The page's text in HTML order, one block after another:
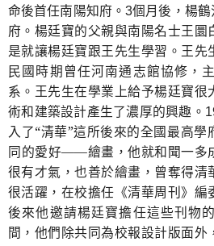
命後首任南陽知府。3個月後，楊
府。楊廷寶的父親與南陽名士王
是就讓楊廷寶跟王先生學習。王先
民國時期曾任河南通志館協修，
系。王先生在學業上給予楊廷寶很
術和建築設計產生了濃厚的興趣。
入了“清華”這所後來的全國最高
同的愛好——繪畫，他就和聞一多
很有才氣，也善於繪畫，曾奪得清
很活躍，在校擔任《清華周刊》編
後來他邀請楊廷寶擔任這些刊物
間，他們除共同為校報設計版面外